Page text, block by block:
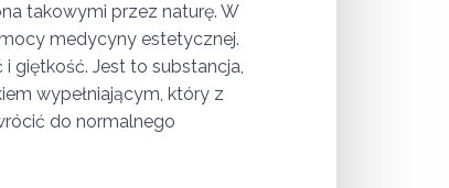
takowymi przez naturę. W
medycyny estetycznej.
giętkość. Jest to substancja,
wypełniającym, który z
do normalnego